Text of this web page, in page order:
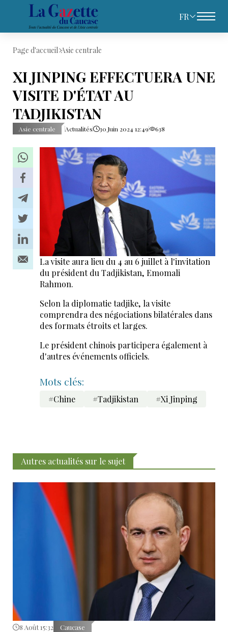
FR
Page d'accueil Asie centrale
XI JINPING EFFECTUERA UNE
VISITE D'ÉTAT AU
TADJIKISTAN
Asie centrale Actualités 30 Juin 2024 12:49 638
La visite aura lieu du 4 au 6 juillet à l'invitation
du président du Tadjikistan, Emomali
Rahmon.
Selon la diplomatie tadjike, la visite
comprendra des négociations bilatérales dans
des formats étroits et larges.
Le président chinois participera également à
d'autres événements officiels.
Mots clés:
#Chine #Tadjikistan #Xi Jinping
Autres actualités sur le sujet
8 Août 15:32 Caucase